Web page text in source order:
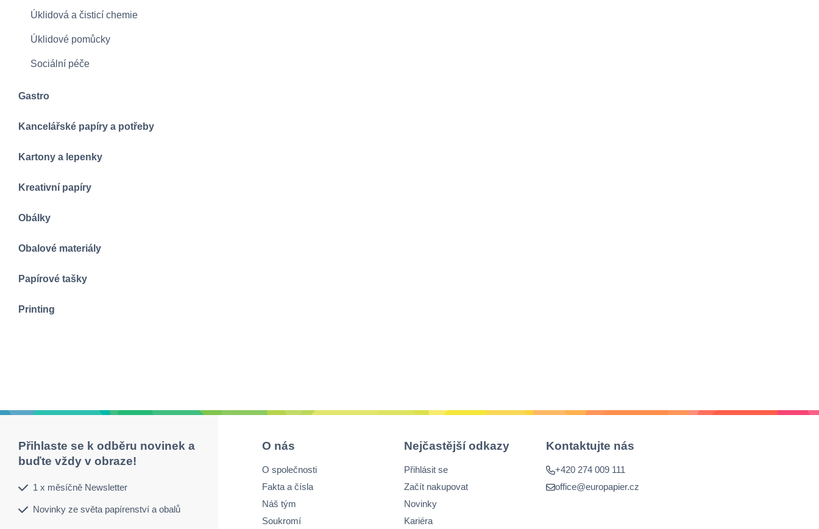
Úklidová a čisticí chemie
Úklidové pomůcky
Sociální péče
Gastro
Kancelářské papíry a potřeby
Kartony a lepenky
Kreativní papíry
Obálky
Obalové materiály
Papírové tašky
Printing
Přihlaste se k odběru novinek a
buďte vždy v obraze!
1 x měsíčně Newsletter
Novinky ze světa papírenství a obalů
O nás
O společnosti
Fakta a čísla
Náš tým
Soukromí
Nejčastější odkazy
Přihlásit se
Začít nakupovat
Novinky
Kariéra
Kontaktujte nás
+420 274 009 111
office@europapier.cz